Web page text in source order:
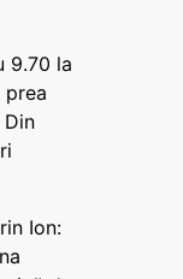
9.70 la
Ion: